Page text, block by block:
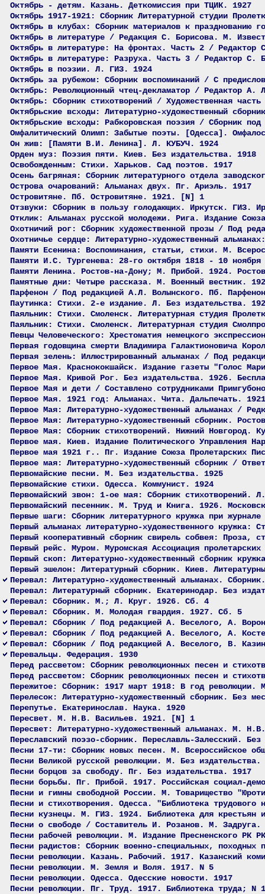
Октябрь - детям. Казань. Деткомиссия при ТЦИК. 1927
Октябрь 1917-1921: Сборник Литературной студии
Октябрь в клубах: Сборник материалов к празднованию
Октябрь в литературе / Редакция С. Борисова. М.
Октябрь в литературе: На фронтах. Часть 2 /
Октябрь в литературе: Разруха. Часть 3 / Редактор С.
Октябрь в поэзии. Л. ГИЗ. 1924
Октябрь за рубежом: Сборник воспоминаний / С
Октябрь: Революционный чтец-декламатор / Редактор А.
Октябрь: Сборник стихотворений / Художественная
Октябрьские всходы: Литературно-художественный
Октябрьские всходы: Рабкоровская поэзия / Сборник
Омфалитический Олимп: Забытые поэты. [Одесса].
Он жив: [Памяти В.И. Ленина]. Л. КУБУЧ. 1924
Орден муз: Поэзия пяти. Киев. Без издательства. 1918
Освобожденным: Стихи. Харьков. Сад поэтов. 1917
Осень багряная: Сборник литературного отдела
Острова очарований: Альманах двух. Пг. Ариэль. 1917
Островитяне. Пб. Островитяне. 1921. [N] 1
Отзвуки: Сборник в пользу голодающих. Иркутск. ГИЗ.
Отклик: Альманах русской молодежи. Рига. Издание
Охотничий рог: Сборник художественной прозы / Под
Охотничье сердце: Литературно-художественный
Памяти Есенина: Воспоминания, статьи, стихи. М.
Памяти И.С. Тургенева: 28-го октября 1818 - 10 ноября
Памяти Ленина. Ростов-на-Дону; М. Прибой. 1924.
Памятные дни: Четыре рассказа. М. Военный вестник.
Парфенон / Под редакцией А.Л. Волынского. Пб.
Паутинка: Стихи. 2-е издание. Л. Без издательства.
Паяльник: Стихи. Смоленск. Литературная студия
Паяльник: Стихи. Смоленск. Литературная студия
Певцы Человеческого: Хрестоматия немецкого
Первая годовщина смерти Владимира Галактионовича
Первая зелень: Иллюстрированный альманах / Под
Первое Мая. Краснококшайск. Издание газеты "Голос
Первое Мая. Кривой Рог. Без издательства. 1926.
Первое Мая и дети / Составлено сотрудниками
Первое Мая. 1921 год: Альманах. Чита. Дальпечать. 1921
Первое Мая: Литературно-художественный альманах /
Первое Мая: Литературно-художественный сборник.
Первое Мая: Сборник стихотворений. Нижний Новгород.
Первое мая. Киев. Издание Политического Управления
Первое мая 1921 г.. Пг. Издание Союза Пролетарских
Первое мая: Литературно-художественный сборник /
Первомайские песни. М. Без издательства. 1925
Первомайские стихи. Одесса. Коммунист. 1924
Первомайский звон: 1-ое мая: Сборник стихотворений.
Первомайский песенник. М. Труд и Книга. 1926.
Первые шаги: Сборник литературного кружка при
Первый альманах литературно-художественного кружка:
Первый кооперативный сборник свирель собвея: Проза,
Первый рейс. Муром. Муромская Ассоциация
Первый скоп: Литературно-художественный сборник
Первый эшелон: Литературный сборник. Киев.
Перевал: Литературно-художественный альманах.
Перевал: Литературный сборник. Екатеринодар. Без
Перевал: Сборник. М.; Л. Круг. 1926. Сб. 4
Перевал: Сборник. М. Молодая гвардия. 1927. Сб. 5
Перевал: Сборник / Под редакцией А. Веселого, А.
Перевал: Сборник / Под редакцией А. Веселого, А.
Перевал: Сборник / Под редакцией А. Веселого, В.
Перевальцы. Федерация. 1930
Перед рассветом: Сборник революционных песен и
Перед рассветом: Сборник революционных песен и
Пережитое: Сборник: 1917 март 1918: В год
Перелесок: Литературно-художественный сборник. Без
Перепутье. Екатеринослав. Наука. 1920
Пересвет. М. Н.В. Васильев. 1921. [N] 1
Пересвет: Литературно-художественный альманах. М.
Переславский поэзо-сборник. Переславль-Залесский.
Песни 17-ти: Сборник новых песен. М. Всероссийское
Песни Великой русской революции. М. Без издательства.
Песни борцов за свободу. Пг. Без издательства. 1917
Песни борьбы. Пг. Прибой. 1917. Российская социал-
Песни и гимны свободной России. М. Товарищество
Песни и стихотворения. Одесса. "Библиотека
Песни кузнецы. М. ГИЗ. 1924. Библиотека для крестьян
Песни о свободе / Составитель И. Розанов. М. Задруга.
Песни рабочей революции. М. Издание Пресненского РК
Песни радистов: Сборник военно-специальных,
Песни революции. Казань. Рабочий. 1917. Казанский
Песни революции. М. Земля и Воля. 1917. N 5
Песни революции. Одесса. Одесские новости. 1917
Песни революции. Пг. Труд. 1917. Библиотека труда; N 1